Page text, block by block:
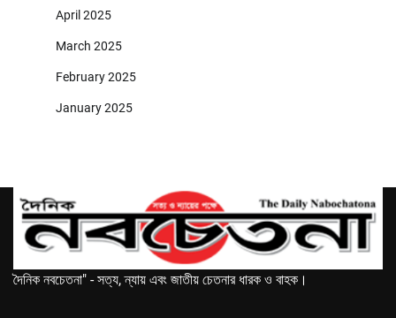
April 2025
March 2025
February 2025
January 2025
দৈনিক নবচেতনা" - সত্য, ন্যায় এবং জাতীয় চেতনার ধারক ও বাহক।